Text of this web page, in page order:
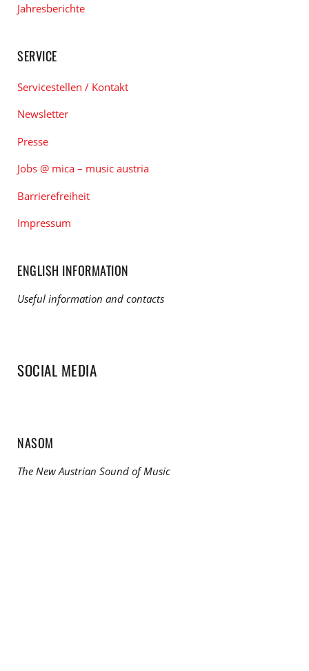
Jahresberichte
SERVICE
Servicestellen / Kontakt
Newsletter
Presse
Jobs @ mica – music austria
Barrierefreiheit
Impressum
ENGLISH INFORMATION
Useful information and contacts
SOCIAL MEDIA
NASOM
The New Austrian Sound of Music